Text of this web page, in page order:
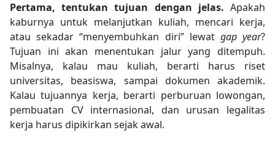
Pertama, tentukan tujuan dengan jelas. Apakah
kaburnya untuk melanjutkan kuliah, mencari kerja,
atau sekadar “menyembuhkan diri” lewat gap year?
Tujuan ini akan menentukan jalur yang ditempuh.
Misalnya, kalau mau kuliah, berarti harus riset
universitas, beasiswa, sampai dokumen akademik.
Kalau tujuannya kerja, berarti perburuan lowongan,
pembuatan CV internasional, dan urusan legalitas
kerja harus dipikirkan sejak awal.